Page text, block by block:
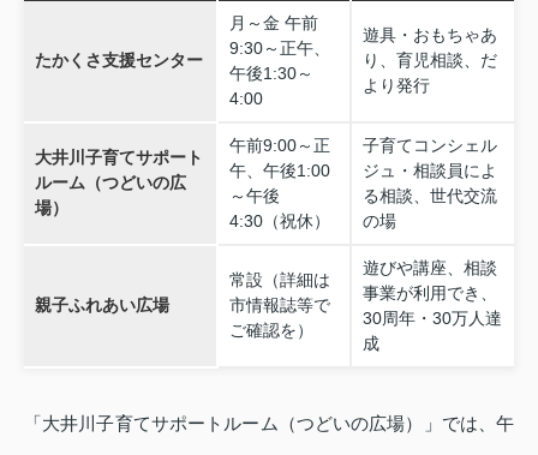
たかくさ支援センター
月～金 午前
9:30～正午、
午後1:30～
4:00
遊具・おもちゃあ
り、育児相談、だ
より発行
大井川子育てサポート
ルーム（つどいの広
場）
午前9:00～正
午、午後1:00
～午後
4:30（祝休）
子育てコンシェル
ジュ・相談員によ
る相談、世代交流
の場
親子ふれあい広場
常設（詳細は
市情報誌等で
ご確認を）
遊びや講座、相談
事業が利用でき、
30周年・30万人達
成
「大井川子育てサポートルーム（つどいの広場）」では、午